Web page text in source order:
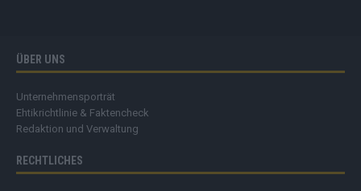
ÜBER UNS
Unternehmensporträt
Ehtikrichtlinie & Faktencheck
Redaktion und Verwaltung
RECHTLICHES